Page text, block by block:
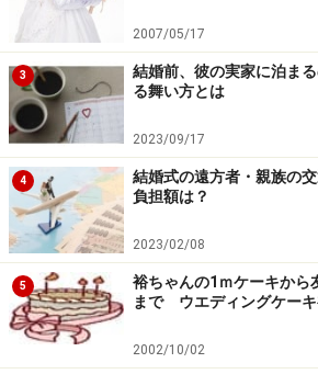
神社。これほど”ひっそり佇む”とい
もいないでしょう。創祀は不明で
400年以上の歴史があるとも言われて
婚約指輪選びの途中にふたりでお参
もっと強くなるかも…。
行き方…すずらん通りのおでん店「
入ってください。通りに建てられた
石碑が目印です。
勇気ある人は交詢社通りからどう
林」左脇の狭い通路（「ここ通って
どの狭さです）を入ってください。
2007/05/17
3
結婚前、彼の実家に泊ま
る舞い方とは
2023/09/17
4
結婚式の遠方者・親族の
負担額は？
2023/02/08
5
裕ちゃんの1ｍケーキから
まで ウエディングケー
2002/10/02